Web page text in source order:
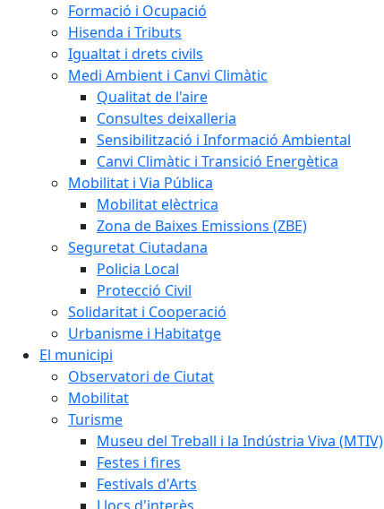
Formació i Ocupació
Hisenda i Tributs
Igualtat i drets civils
Medi Ambient i Canvi Climàtic
Qualitat de l'aire
Consultes deixalleria
Sensibilització i Informació Ambiental
Canvi Climàtic i Transició Energètica
Mobilitat i Via Pública
Mobilitat elèctrica
Zona de Baixes Emissions (ZBE)
Seguretat Ciutadana
Policia Local
Protecció Civil
Solidaritat i Cooperació
Urbanisme i Habitatge
El municipi
Observatori de Ciutat
Mobilitat
Turisme
Museu del Treball i la Indústria Viva (MTIV)
Festes i fires
Festivals d'Arts